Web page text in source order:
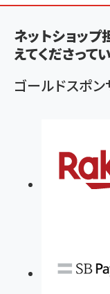
く
ず
ネットショッ
えてくださって
ゴールドスポン